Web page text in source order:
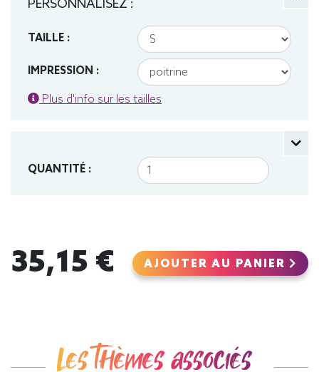
PERSONNALISEZ :
TAILLE :
IMPRESSION :
Plus d'info sur les tailles
QUANTITÉ :
35,15 € AJOUTER AU PANIER
Les thèmes associés